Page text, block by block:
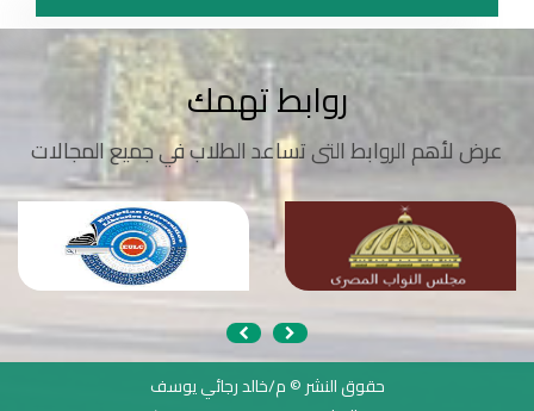
روابط تهمك
عرض لأهم الروابط التى تساعد الطلاب في جميع المجالات
حقوق النشر © م/خالد رجائي يوسف